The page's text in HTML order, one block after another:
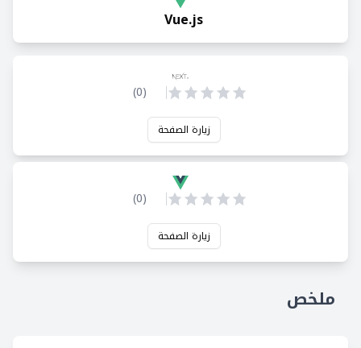
Vue.js
(
0
)
زيارة الصفحة
(
0
)
زيارة الصفحة
ملخص